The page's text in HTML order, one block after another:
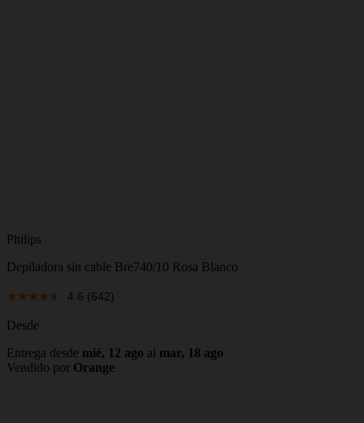
Philips
Depiladora sin cable Bre740/10 Rosa Blanco
4.6 (642)
Desde
Entrega desde mié, 12 ago al mar, 18 ago
Vendido por Orange